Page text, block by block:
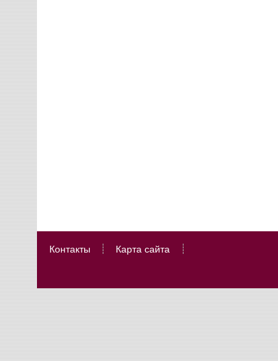
Контакты Карта сайта